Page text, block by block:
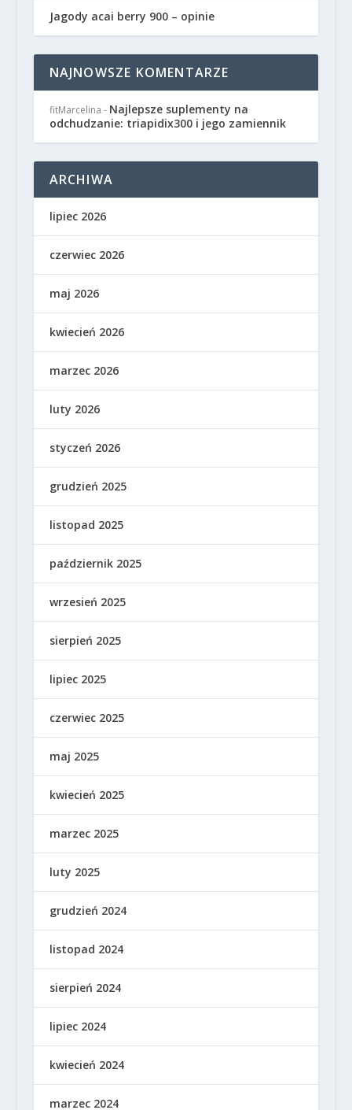
Jagody acai berry 900 – opinie
NAJNOWSZE KOMENTARZE
fitMarcelina - Najlepsze suplementy na
odchudzanie: triapidix300 i jego zamiennik
ARCHIWA
lipiec 2026
czerwiec 2026
maj 2026
kwiecień 2026
marzec 2026
luty 2026
styczeń 2026
grudzień 2025
listopad 2025
październik 2025
wrzesień 2025
sierpień 2025
lipiec 2025
czerwiec 2025
maj 2025
kwiecień 2025
marzec 2025
luty 2025
grudzień 2024
listopad 2024
sierpień 2024
lipiec 2024
kwiecień 2024
marzec 2024